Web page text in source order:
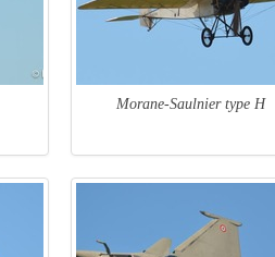
Morane-Saulnier type H